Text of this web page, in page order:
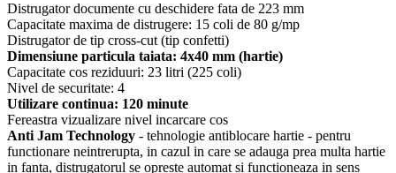
Distrugator documente cu deschidere fata de 223 mm
Capacitate maxima de distrugere: 15 coli de 80 g/mp
Distrugator de tip cross-cut (tip confetti)
Dimensiune particula taiata: 4x40 mm (hartie)
Capacitate cos reziduuri: 23 litri (225 coli)
Nivel de securitate: 4
Utilizare continua: 120 minute
Fereastra vizualizare nivel incarcare cos
Anti Jam Technology - tehnologie antiblocare hartie - pentru
functionare neintrerupta, in cazul in care se adauga prea multa hartie
in fanta, distrugatorul se opreste automat si functioneaza in sens